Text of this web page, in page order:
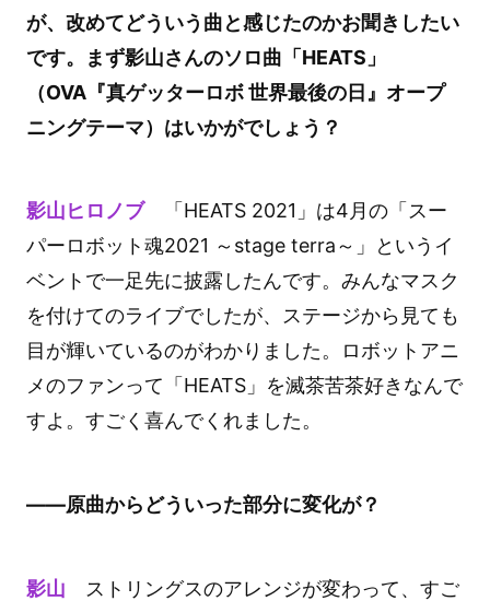
が、改めてどういう曲と感じたのかお聞きしたい
です。まず影山さんのソロ曲「HEATS」
（OVA『真ゲッターロボ 世界最後の日』オープ
ニングテーマ）はいかがでしょう？
影山ヒロノブ「HEATS 2021」は4月の「スー
パーロボット魂2021 ～stage terra～」というイ
ベントで一足先に披露したんです。みんなマスク
を付けてのライブでしたが、ステージから見ても
目が輝いているのがわかりました。ロボットアニ
メのファンって「HEATS」を滅茶苦茶好きなんで
すよ。すごく喜んでくれました。
――原曲からどういった部分に変化が？
影山 ストリングスのアレンジが変わって、すご